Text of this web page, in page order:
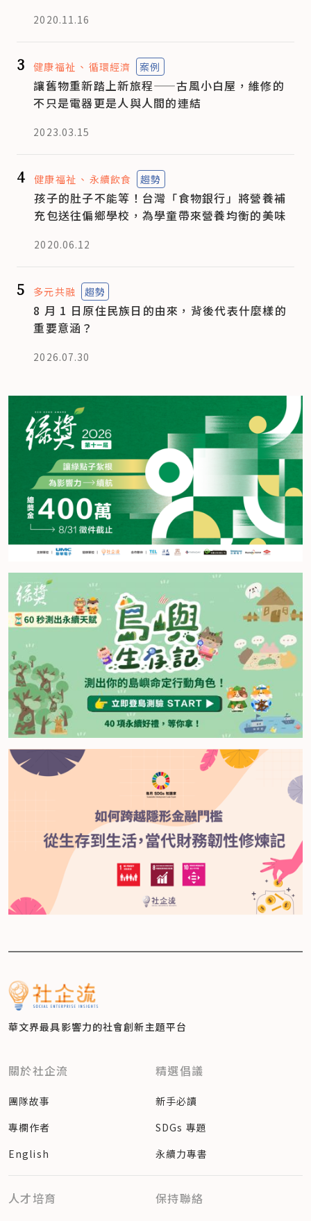
2020.11.16
3 健康福祉 循環經濟 案例
讓舊物重新踏上新旅程——古風小白屋，維修的
不只是電器更是人與人間的連結
2023.03.15
4 健康福祉 永續飲食 趨勢
孩子的肚子不能等！台灣「食物銀行」將營養補
充包送往偏鄉學校，為學童帶來營養均衡的美味
2020.06.12
5 多元共融 趨勢
8 月 1 日原住民族日的由來，背後代表什麼樣的
重要意涵？
2026.07.30
華文界最具影響力的社會創新主題平台
關於社企流
團隊故事
專欄作者
English
精選倡議
新手必讀
SDGs 專題
永續力專書
人才培育 保持聯絡